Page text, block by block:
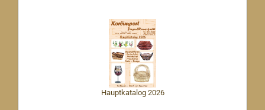
Hauptkatalog 2026